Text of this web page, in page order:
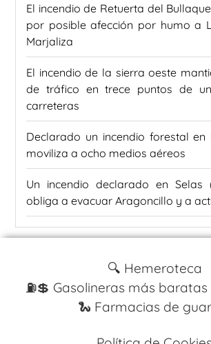
El incendio de Retuerta del
por posible afección por humo a
Marjaliza
El incendio de la sierra oeste
de tráfico en trece puntos de
carreteras
Declarado un incendio forestal en
moviliza a ocho medios aéreos
Un incendio declarado en Selas
obliga a evacuar Aragoncillo y a
🔍 Hemeroteca
⛽️💲 Gasolineras más
🐍 Farmacias de